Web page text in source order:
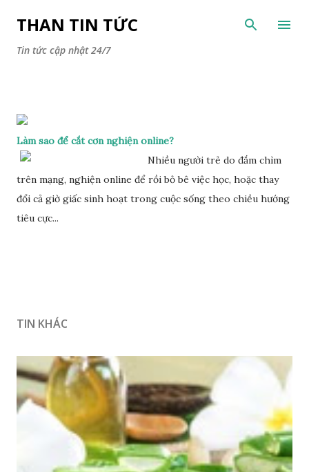
Chuyển đến nội dung chính
THAN TIN TỨC
Tin tức cập nhật 24/7
Làm sao để cắt cơn nghiện online?
Nhiều người trẻ do đắm chìm
trên mạng, nghiện online để rồi bỏ bê việc học, hoặc thay
đổi cả giờ giấc sinh hoạt trong cuộc sống theo chiều hướng
tiêu cực...
TIN KHÁC